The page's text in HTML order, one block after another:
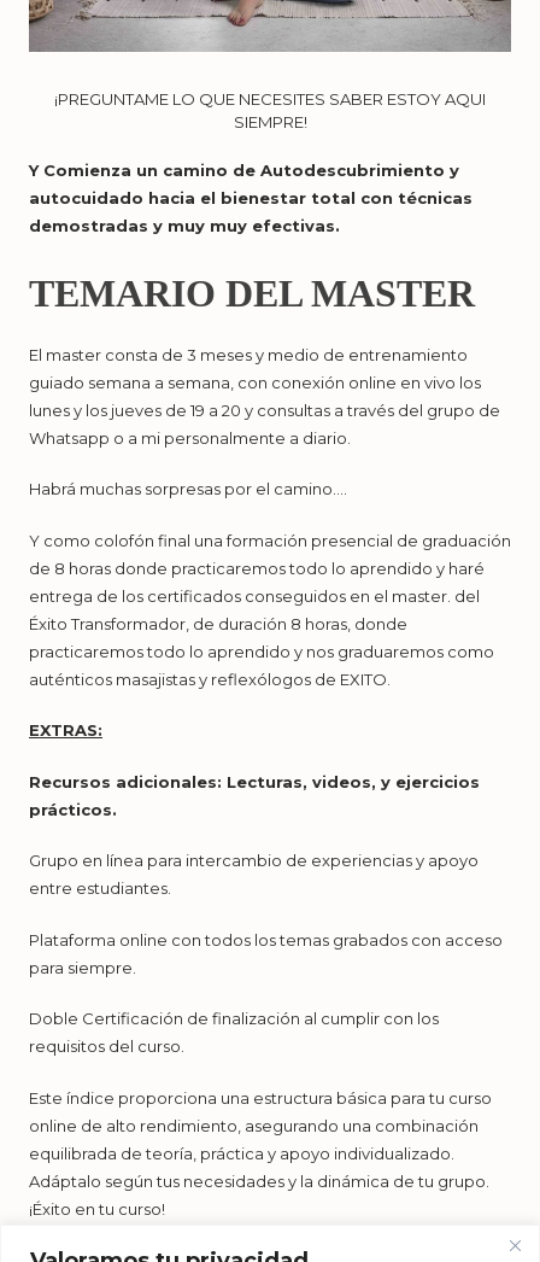
¡PREGUNTAME LO QUE NECESITES SABER ESTOY AQUI
SIEMPRE!
Y Comienza un camino de Autodescubrimiento y
autocuidado hacia el bienestar total con técnicas
demostradas y muy muy efectivas.
TEMARIO DEL MASTER
El master consta de 3 meses y medio de entrenamiento
guiado semana a semana, con conexión online en vivo los
lunes y los jueves de 19 a 20 y consultas a través del grupo de
Whatsapp o a mi personalmente a diario.
Habrá muchas sorpresas por el camino….
Y como colofón final una formación presencial de graduación
de 8 horas donde practicaremos todo lo aprendido y haré
entrega de los certificados conseguidos en el master. del
Éxito Transformador, de duración 8 horas, donde
practicaremos todo lo aprendido y nos graduaremos como
auténticos masajistas y reflexólogos de EXITO.
EXTRAS:
Recursos adicionales: Lecturas, videos, y ejercicios
prácticos.
Grupo en línea para intercambio de experiencias y apoyo
entre estudiantes.
Plataforma online con todos los temas grabados con acceso
para siempre.
Doble Certificación de finalización al cumplir con los
requisitos del curso.
Este índice proporciona una estructura básica para tu curso
online de alto rendimiento, asegurando una combinación
equilibrada de teoría, práctica y apoyo individualizado.
Adáptalo según tus necesidades y la dinámica de tu grupo.
¡Éxito en tu curso!